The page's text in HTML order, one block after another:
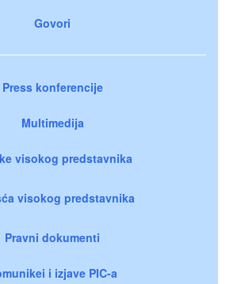
Govori
Press konferencije
Multimedija
visokog predstavnika
visokog predstavnika
Pravni dokumenti
i izjave PIC-a